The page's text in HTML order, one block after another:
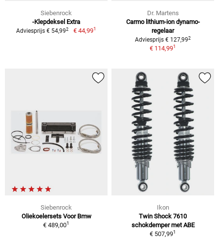
Siebenrock
-Klepdeksel Extra
Adviesprijs € 54,992 € 44,991
Dr. Martens
Carmo lithium-ion dynamo-
regelaar
Adviesprijs € 127,992
€ 114,991
Siebenrock
Oliekoelersets Voor Bmw
€ 489,001
Ikon
Twin Shock 7610
schokdemper met ABE
€ 507,991